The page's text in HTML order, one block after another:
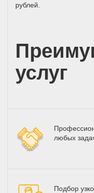
рублей.
услуг
любых
Подбор